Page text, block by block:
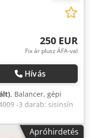
250 EUR
Fix ár plusz ÁFA-val
Hívás
, Balancer, gépi
-3 darab: sisinsín
(darabonként):
komplett Crodob
Apróhirdetés